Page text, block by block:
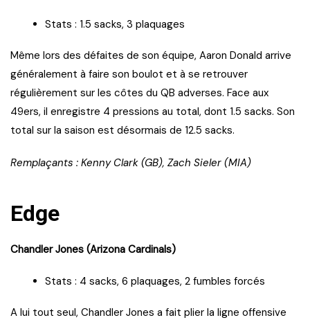
Stats : 1.5 sacks, 3 plaquages
Même lors des défaites de son équipe, Aaron Donald arrive
généralement à faire son boulot et à se retrouver
régulièrement sur les côtes du QB adverses. Face aux
49ers, il enregistre 4 pressions au total, dont 1.5 sacks. Son
total sur la saison est désormais de 12.5 sacks.
Remplaçants : Kenny Clark (GB), Zach Sieler (MIA)
Edge
Chandler Jones (Arizona Cardinals)
Stats : 4 sacks, 6 plaquages, 2 fumbles forcés
A lui tout seul, Chandler Jones a fait plier la ligne offensive